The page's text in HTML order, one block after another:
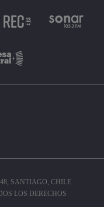
SANTIAGO, CHILE
LOS DERECHOS